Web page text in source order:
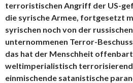
terroristischen Angriff der US-
die syrische Armee, fortgesetzt
syrischen noch von der
unternommenen Terror-
das hat der Menschheit
weltimperialistisch
einmischende satanistische